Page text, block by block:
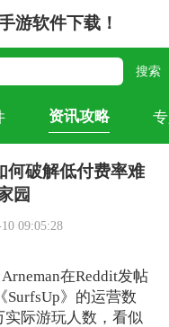
游软件下载！
资讯攻略
何破解低付费率难
园
09:05:28
在Reddit发帖
SurfsUp》的运营数
际游玩人数，看似